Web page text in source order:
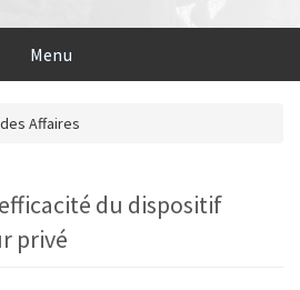
Menu
Affaires
du dispositif
privé